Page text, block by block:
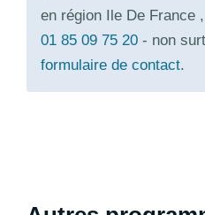
en région Ile De France
01 85 09 75 20 - non
formulaire de contact.